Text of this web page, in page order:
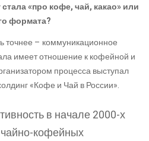
«про кофе, чай, какао» или
формата?
точнее – коммуникационное
имеет отношение к кофейной и
процесса выступал
«Кофе и Чай в России».
в начале 2000-х
кофейных